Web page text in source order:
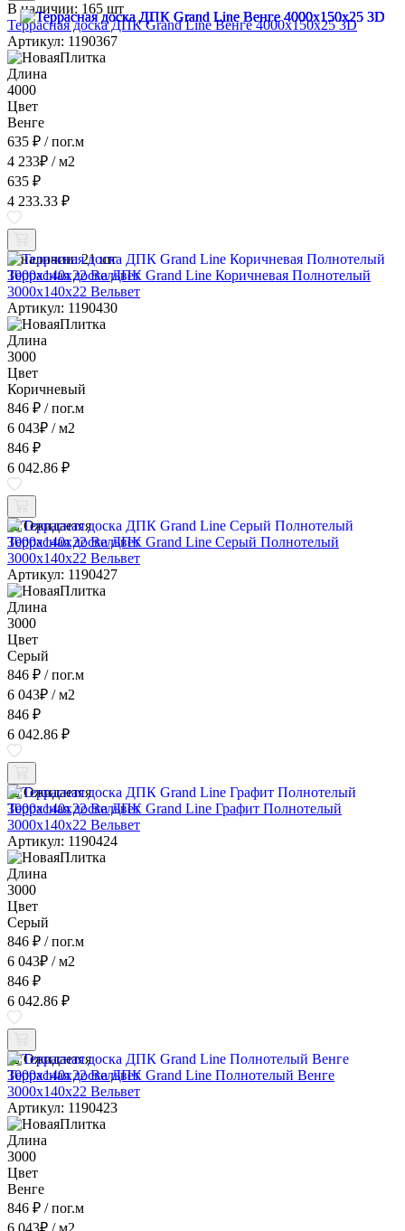
В наличии: 165 шт
Террасная доска ДПК Grand Line Венге 4000x150x25 3D
Артикул: 1190367
Длина
4000
Цвет
Венге
635 ₽ / пог.м
4 233₽ / м2
635 ₽
4 233.33 ₽
В наличии: 21 шт
Террасная доска ДПК Grand Line Коричневая Полнотелый
3000x140x22 Вельвет
Артикул: 1190430
Длина
3000
Цвет
Коричневый
846 ₽ / пог.м
6 043₽ / м2
846 ₽
6 042.86 ₽
Ожидается
Террасная доска ДПК Grand Line Серый Полнотелый
3000x140x22 Вельвет
Артикул: 1190427
Длина
3000
Цвет
Серый
846 ₽ / пог.м
6 043₽ / м2
846 ₽
6 042.86 ₽
Ожидается
Террасная доска ДПК Grand Line Графит Полнотелый
3000x140x22 Вельвет
Артикул: 1190424
Длина
3000
Цвет
Серый
846 ₽ / пог.м
6 043₽ / м2
846 ₽
6 042.86 ₽
Ожидается
Террасная доска ДПК Grand Line Полнотелый Венге
3000x140x22 Вельвет
Артикул: 1190423
Длина
3000
Цвет
Венге
846 ₽ / пог.м